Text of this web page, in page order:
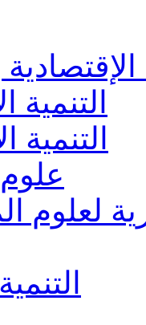
التنمية
التنمية
لعلوم